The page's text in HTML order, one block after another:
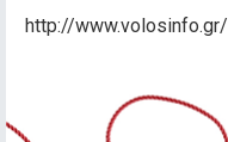
http://www.volosinfo.gr/